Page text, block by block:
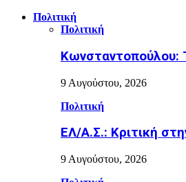
Πολιτική
Πολιτική
Κωνσταντοπούλου:
9 Αυγούστου, 2026
Πολιτική
ΕΛ/Α.Σ.: Κριτική
9 Αυγούστου, 2026